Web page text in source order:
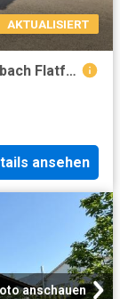
AKTUALISIERT
Rent a 4 ½ rooms single house in Trimbach Flatfox
ansehen
anschauen